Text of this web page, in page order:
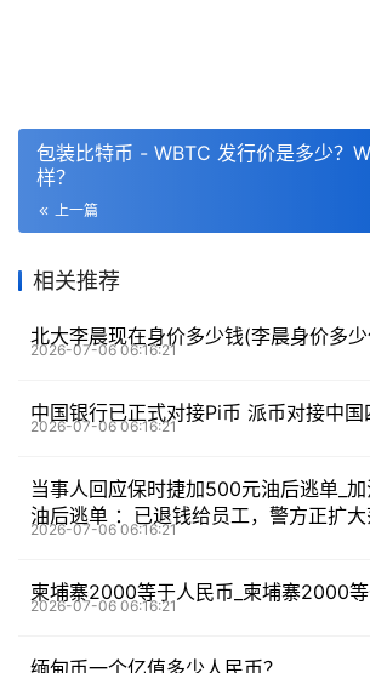
包装比特币 - WBTC 发行价是多少？
样？
上一篇
相关推荐
北大李晨现在身价多少钱(李晨身价多
2026-07-06 06:16:21
中国银行已正式对接Pi币 派币对接中
2026-07-06 06:16:21
当事人回应保时捷加500元油后逃单_
油后逃单 ：已退钱给员工，警方正扩
2026-07-06 06:16:21
柬埔寨2000等于人民币_柬埔寨2000
2026-07-06 06:16:21